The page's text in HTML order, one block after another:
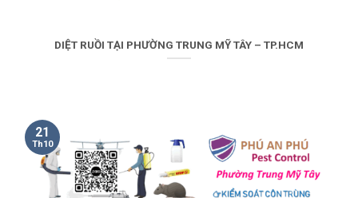
DIỆT RUỒI TẠI PHƯỜNG TRUNG MỸ TÂY – TP.HCM
21
Th10